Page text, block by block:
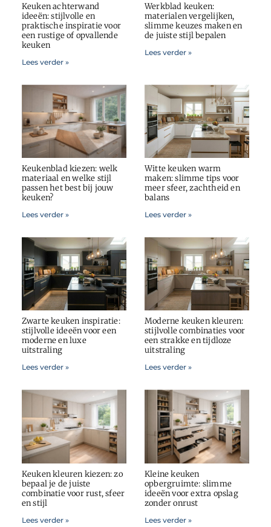
Keuken achterwand
ideeën: stijlvolle en
praktische inspiratie voor
een rustige of opvallende
keuken
Lees verder »
Werkblad keuken:
materialen vergelijken,
slimme keuzes maken en
de juiste stijl bepalen
Lees verder »
Keukenblad kiezen: welk
materiaal en welke stijl
passen het best bij jouw
keuken?
Lees verder »
Witte keuken warm
maken: slimme tips voor
meer sfeer, zachtheid en
balans
Lees verder »
Zwarte keuken inspiratie:
stijlvolle ideeën voor een
moderne en luxe
uitstraling
Lees verder »
Moderne keuken kleuren:
stijlvolle combinaties voor
een strakke en tijdloze
uitstraling
Lees verder »
Keuken kleuren kiezen: zo
bepaal je de juiste
combinatie voor rust, sfeer
en stijl
Lees verder »
Kleine keuken
opbergruimte: slimme
ideeën voor extra opslag
zonder onrust
Lees verder »